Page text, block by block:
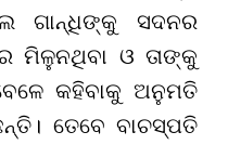
ଗାନ୍ଧିଙ୍କୁ ସଦନର
ମିଳୁନଥିବା ଓ ତାଙ୍କୁ
କହିବାକୁ ଅନୁମତି
ତେବେ ବାଚସ୍ପତି